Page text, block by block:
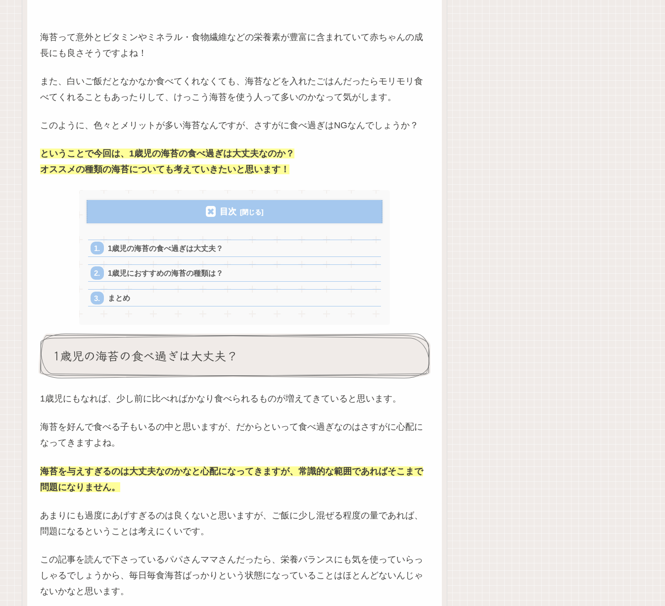
海苔って意外とビタミンやミネラル・食物繊維などの栄養素が豊富に含まれていて赤ちゃんの成
長にも良さそうですよね！
また、白いご飯だとなかなか食べてくれなくても、海苔などを入れたごはんだったらモリモリ食
べてくれることもあったりして、けっこう海苔を使う人って多いのかなって気がします。
このように、色々とメリットが多い海苔なんですが、さすがに食べ過ぎはNGなんでしょうか？
ということで今回は、1歳児の海苔の食べ過ぎは大丈夫なのか？
オススメの種類の海苔についても考えていきたいと思います！
目次
1歳児の海苔の食べ過ぎは大丈夫？
1歳児におすすめの海苔の種類は？
まとめ
1歳児の海苔の食べ過ぎは大丈夫？
1歳児にもなれば、少し前に比べればかなり食べられるものが増えてきていると思います。
海苔を好んで食べる子もいるの中と思いますが、だからといって食べ過ぎなのはさすがに心配に
なってきますよね。
海苔を与えすぎるのは大丈夫なのかなと心配になってきますが、常識的な範囲であればそこまで
問題になりません。
あまりにも過度にあげすぎるのは良くないと思いますが、ご飯に少し混ぜる程度の量であれば、
問題になるということは考えにくいです。
この記事を読んで下さっているパパさんママさんだったら、栄養バランスにも気を使っていらっ
しゃるでしょうから、毎日毎食海苔ばっかりという状態になっていることはほとんどないんじゃ
ないかなと思います。